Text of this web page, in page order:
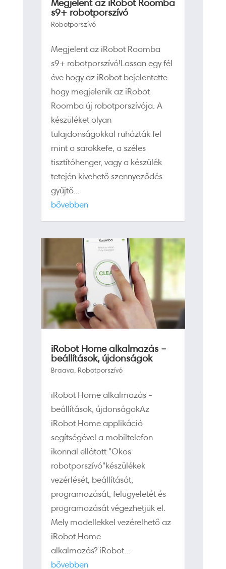
Megjelent az iRobot Roomba
s9+ robotporszívó
Robotporszívó
Megjelent az iRobot Roomba
s9+ robotporszívó!Lassan egy fél
éve hogy az iRobot bejelentette
hogy megjelenik az iRobot
Roomba új robotporszívója. A
készüléket olyan
tulajdonságokkal ruházták fel
mint a sarokkefe, a széles
tisztítóhenger, vagy a készülék
tetején kivehető szennyeződés
gyűjtő...
bővebben
iRobot Home alkalmazás –
beállítások, újdonságok
Braava Robotporszívó
iRobot Home alkalmazás -
beállítások, újdonságokAz
iRobot Home applikáció
segítségével a mobiltelefon
ikonnal ellátott "Okos
robotporszívó"készülékek
vezérlését, beállítását,
programozását, felügyeletét és
programozását végezhetjük el.
Mely modellekkel vezérelhető az
iRobot Home
alkalmazás? iRobot...
bővebben